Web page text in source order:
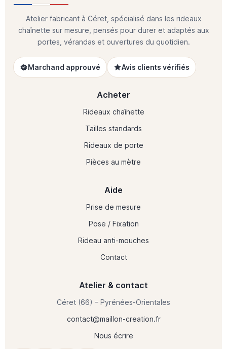
Atelier fabricant à Céret, spécialisé dans les rideaux
chaînette sur mesure, pensés pour durer et adaptés aux
portes, vérandas et ouvertures du quotidien.
Marchand approuvé Avis clients vérifiés
Acheter
Rideaux chaînette
Tailles standards
Rideaux de porte
Pièces au mètre
Aide
Prise de mesure
Pose / Fixation
Rideau anti-mouches
Contact
Atelier & contact
Céret (66) – Pyrénées-Orientales
contact@maillon-creation.fr
Nous écrire